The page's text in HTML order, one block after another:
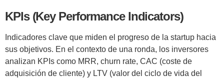
KPIs (Key Performance Indicators)
Indicadores clave que miden el progreso de la startup hacia
sus objetivos. En el contexto de una ronda, los inversores
analizan KPIs como MRR, churn rate, CAC (coste de
adquisición de cliente) y LTV (valor del ciclo de vida del